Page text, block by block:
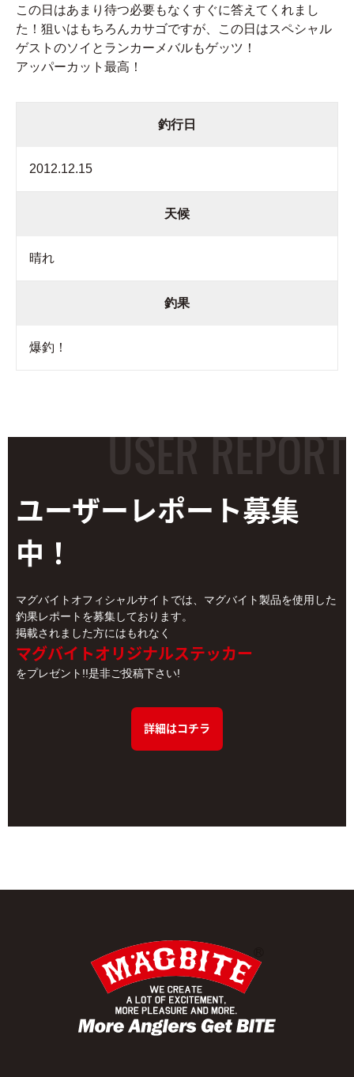
この日はあまり待つ必要もなくすぐに答えてくれまし
た！狙いはもちろんカサゴですが、この日はスペシャル
ゲストのソイとランカーメバルもゲッツ！
アッパーカット最高！
釣行日
2012.12.15
天候
晴れ
釣果
爆釣！
ユーザーレポート募集
中！
マグバイトオフィシャルサイトでは、マグバイト製品を使用した
釣果レポートを募集しております。
掲載されました方にはもれなく
マグバイトオリジナルステッカー
をプレゼント!!是非ご投稿下さい!
詳細はコチラ